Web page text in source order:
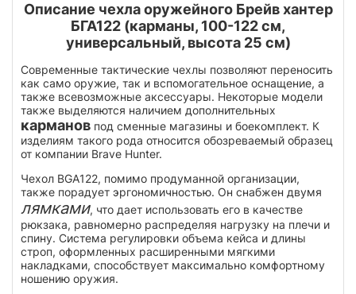
Описание чехла оружейного Брейв хантер
БГА122 (карманы, 100-122 см,
универсальный, высота 25 см)
Современные тактические чехлы позволяют переносить
как само оружие, так и вспомогательное оснащение, а
также всевозможные аксессуары. Некоторые модели
также выделяются наличием дополнительных
карманов под сменные магазины и боекомплект. К
изделиям такого рода относится обозреваемый образец
от компании Brave Hunter.
Чехол BGA122, помимо продуманной организации,
также порадует эргономичностью. Он снабжен двумя
лямками, что дает использовать его в качестве
рюкзака, равномерно распределяя нагрузку на плечи и
спину. Система регулировки объема кейса и длины
строп, оформленных расширенными мягкими
накладками, способствует максимально комфортному
ношению оружия.